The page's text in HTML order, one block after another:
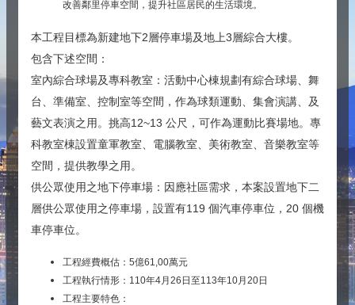
改善鄰里停車空間，提升社區居民的生活環境。
本工程目標為新建地下2層停車場及地上3層綜合大樓。
包含下述空間：
室內綜合球場及專科教室：活動中心棟規劃有綜合球場、舞
台、準備室、控制室等空間，作為球類運動、集會演講、及
藝文表演之用。挑高12~13 公尺，可作為運動比賽場地。專
科教室棟設置童軍教室、電腦教室、美術教室、音樂教室等
空間，提供教學之用。
供公眾使用之地下停車場：因應社區需求，本案設置地下二
層供公眾使用之停車場，設置有119 個汽車停車位，20 個機
車停車位。
工程經費概估：5億61,00萬元
工程執行情形：110年4月26日至113年10月20日
工程主要特色：